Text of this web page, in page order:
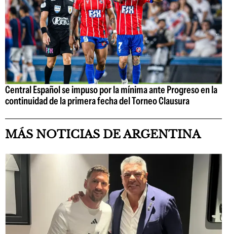
Central Español se impuso por la mínima ante Progreso en la
continuidad de la primera fecha del Torneo Clausura
MÁS NOTICIAS DE ARGENTINA